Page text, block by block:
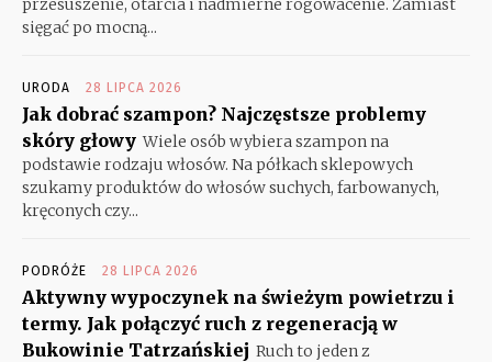
przesuszenie, otarcia i nadmierne rogowacenie. Zamiast
sięgać po mocną...
URODA 28 LIPCA 2026
Jak dobrać szampon? Najczęstsze problemy
skóry głowy Wiele osób wybiera szampon na
podstawie rodzaju włosów. Na półkach sklepowych
szukamy produktów do włosów suchych, farbowanych,
kręconych czy...
PODRÓŻE 28 LIPCA 2026
Aktywny wypoczynek na świeżym powietrzu i
termy. Jak połączyć ruch z regeneracją w
Bukowinie Tatrzańskiej Ruch to jeden z